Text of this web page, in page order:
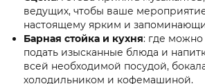
ведущих, чтобы ваше
настоящему ярким и
Барная стойка и кухня: где можно
подать изысканные блюда и
всей необходимой посудой,
холодильником и кофемашиной.